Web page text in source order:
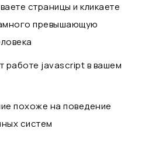
страницы и кликаете
превышающую
работе javascript в вашем
похоже на поведение
систем